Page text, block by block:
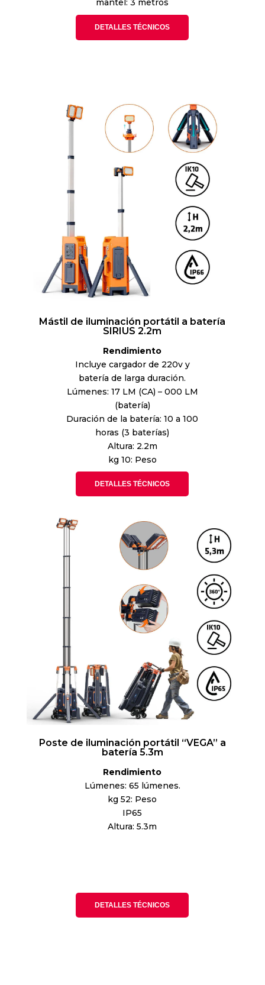
mantel: 3 metros
DETALLES TÉCNICOS
Mástil de iluminación portátil a batería
SIRIUS 2.2m
Rendimiento
Incluye cargador de 220v y
batería de larga duración.
Lúmenes: 17 LM (CA) – 000 LM
(batería)
Duración de la batería: 10 a 100
horas (3 baterías)
Altura: 2.2m
kg 10: Peso
DETALLES TÉCNICOS
Poste de iluminación portátil “VEGA” a
batería 5.3m
Rendimiento
Lúmenes: 65 lúmenes.
kg 52: Peso
IP65
Altura: 5.3m
DETALLES TÉCNICOS